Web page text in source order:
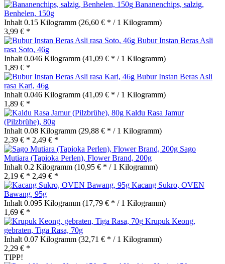
Bananenchips, salzig,
Benhelen, 150g
Inhalt 0.15 Kilogramm (26,60 € * / 1 Kilogramm)
3,99 € *
Bubur Instan Beras Asli
rasa Soto, 46g
Inhalt 0.046 Kilogramm (41,09 € * / 1 Kilogramm)
1,89 € *
Bubur Instan Beras Asli
rasa Kari, 46g
Inhalt 0.046 Kilogramm (41,09 € * / 1 Kilogramm)
1,89 € *
Kaldu Rasa Jamur
(Pilzbrühe), 80g
Inhalt 0.08 Kilogramm (29,88 € * / 1 Kilogramm)
2,39 € * 2,49 € *
Sago
Mutiara (Tapioka Perlen), Flower Brand, 200g
Inhalt 0.2 Kilogramm (10,95 € * / 1 Kilogramm)
2,19 € * 2,49 € *
Kacang Sukro, OVEN
Bawang, 95g
Inhalt 0.095 Kilogramm (17,79 € * / 1 Kilogramm)
1,69 € *
Krupuk Keong,
gebraten, Tiga Rasa, 70g
Inhalt 0.07 Kilogramm (32,71 € * / 1 Kilogramm)
2,29 € *
TIPP!